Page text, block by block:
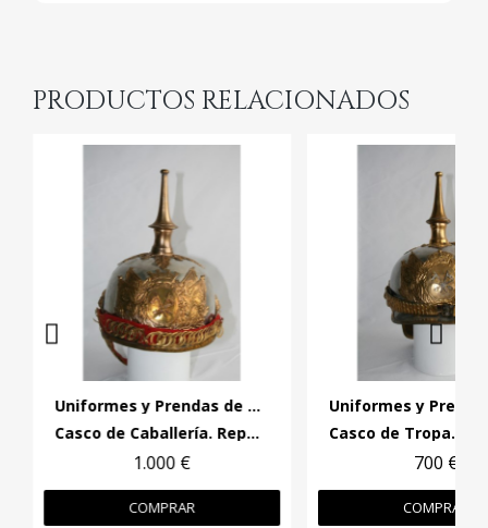
PRODUCTOS RELACIONADOS
Uniformes y Prendas de Cabeza
Casco de Caballería. República. Tropa
1.000 €
COMPRAR
Casco de Tropa.
700 €
COMPRAR